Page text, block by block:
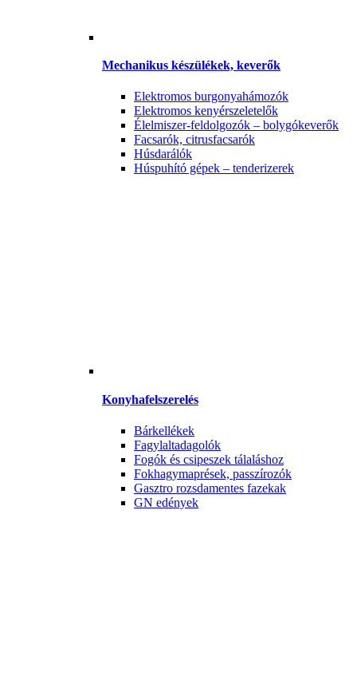
Mechanikus készülékek, keverők
Elektromos burgonyahámozók
Elektromos kenyérszeletelők
Élelmiszer-feldolgozók – bolygókeverők
Facsarók, citrusfacsarók
Húsdarálók
Húspuhító gépek – tenderizerek
Konyhafelszerelés
Bárkellékek
Fagylaltadagolók
Fogók és csipeszek tálaláshoz
Fokhagymaprések, passzírozók
Gasztro rozsdamentes fazekak
GN edények